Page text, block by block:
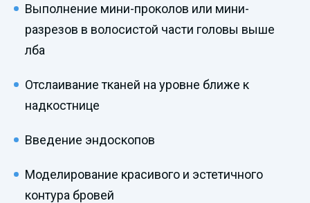
Выполнение мини-проколов или мини-
разрезов в волосистой части головы выше
лба
Отслаивание тканей на уровне ближе к
надкостнице
Введение эндоскопов
Моделирование красивого и эстетичного
контура бровей